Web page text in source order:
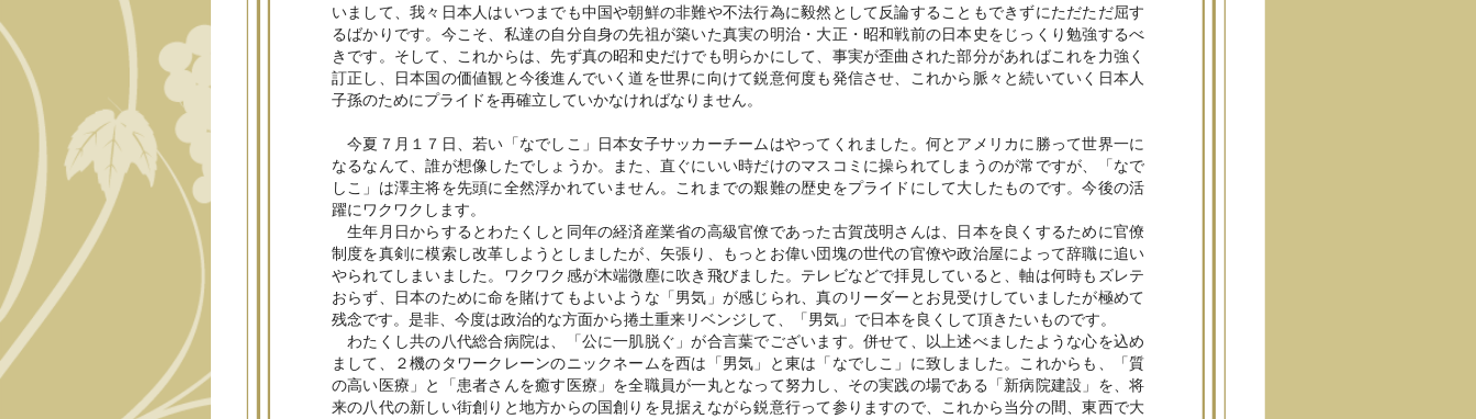
いまして、我々日本人はいつまでも中国や朝鮮の非難や不法行為に毅然として反論することもできずにただただ屈す
るばかりです。今こそ、私達の自分自身の先祖が築いた真実の明治・大正・昭和戦前の日本史をじっくり勉強するべ
きです。そして、これからは、先ず真の昭和史だけでも明らかにして、事実が歪曲された部分があればこれを力強く
訂正し、日本国の価値観と今後進んでいく道を世界に向けて鋭意何度も発信させ、これから脈々と続いていく日本人
子孫のためにプライドを再確立していかなければなりません。
今夏７月１７日、若い「なでしこ」日本女子サッカーチームはやってくれました。何とアメリカに勝って世界一に
なるなんて、誰が想像したでしょうか。また、直ぐにいい時だけのマスコミに操られてしまうのが常ですが、「なで
しこ」は澤主将を先頭に全然浮かれていません。これまでの艱難の歴史をプライドにして大したものです。今後の活
躍にワクワクします。
生年月日からするとわたくしと同年の経済産業省の高級官僚であった古賀茂明さんは、日本を良くするために官僚
制度を真剣に模索し改革しようとしましたが、矢張り、もっとお偉い団塊の世代の官僚や政治屋によって辞職に追い
やられてしまいました。ワクワク感が木端微塵に吹き飛びました。テレビなどで拝見していると、軸は何時もズレテ
おらず、日本のために命を賭けてもよいような「男気」が感じられ、真のリーダーとお見受けしていましたが極めて
残念です。是非、今度は政治的な方面から捲土重来リベンジして、「男気」で日本を良くして頂きたいものです。
わたくし共の八代総合病院は、「公に一肌脱ぐ」が合言葉でございます。併せて、以上述べましたような心を込め
まして、２機のタワークレーンのニックネームを西は「男気」と東は「なでしこ」に致しました。これからも、「質
の高い医療」と「患者さんを癒す医療」を全職員が一丸となって努力し、その実践の場である「新病院建設」を、将
来の八代の新しい街創りと地方からの国創りを見据えながら鋭意行って参りますので、これから当分の間、東西で大